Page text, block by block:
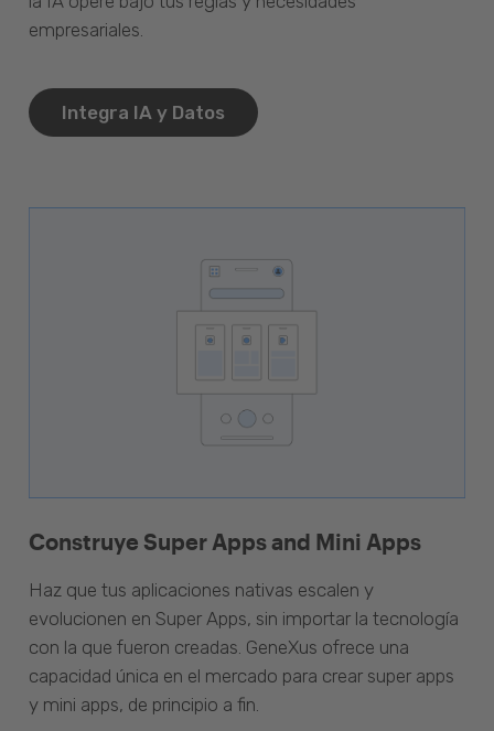
empresariales.
Integra IA y Datos
Construye Super Apps and Mini Apps
Haz que tus aplicaciones nativas escalen y
evolucionen en Super Apps, sin importar la tecnología
con la que fueron creadas. GeneXus ofrece una
capacidad única en el mercado para crear super apps
y mini apps, de principio a fin.